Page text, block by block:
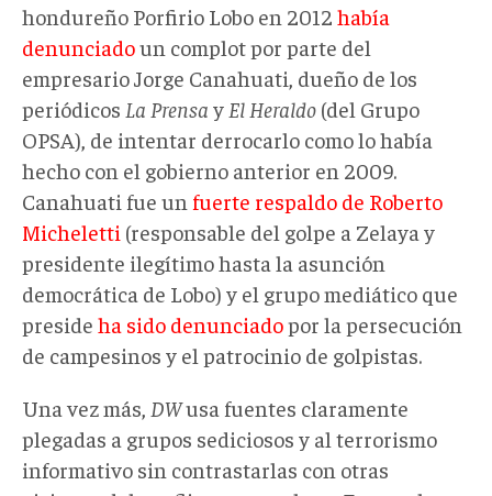
hondureño Porfirio Lobo en 2012 había
denunciadoun complot por parte del
empresarioJorge Canahuati, dueño de los
periódicos La Prensa y El Heraldo (del Grupo
OPSA), de intentar derrocarlo como lo había
hecho con el gobierno anterior en 2009.
Canahuati fue un fuerte respaldo de Roberto
Micheletti (responsable del golpe a Zelaya y
presidente ilegítimo hasta la asunción
democrática de Lobo) y el grupo mediático que
preside ha sido denunciadopor la persecución
de campesinos y el patrocinio de golpistas.
Una vez más, DWusa fuentes claramente
plegadas a grupos sediciosos y al terrorismo
informativo sin contrastarlas con otras